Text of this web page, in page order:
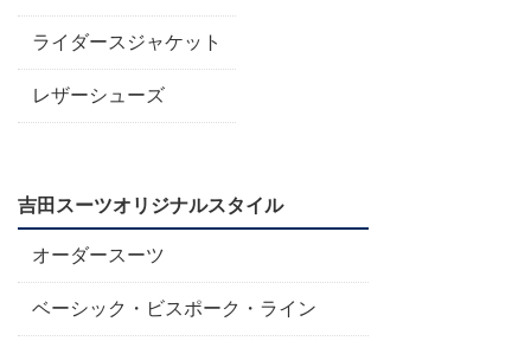
ライダースジャケット
レザーシューズ
吉田スーツオリジナルスタイル
オーダースーツ
ベーシック・ビスポーク・ライン